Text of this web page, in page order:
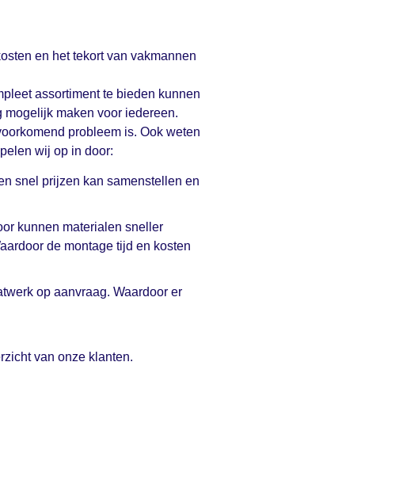
en het tekort van vakmannen
assortiment te bieden kunnen
maken voor iedereen.
probleem is. Ook weten
wij op in door:
snel prijzen kan samenstellen en
kunnen materialen sneller
de montage tijd en kosten
op aanvraag. Waardoor er
van onze klanten.